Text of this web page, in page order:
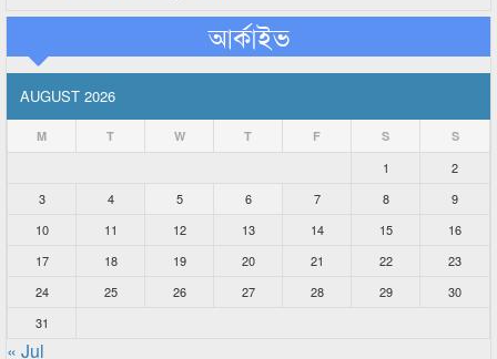
আর্কাইভ
AUGUST 2026
M T W T F S S
1
2
3
4 5 6 7 8
9
10
11 12 13 14 15
16
17
18 19 20 21 22
23
24
25 26 27 28 29
30
31
« Jul